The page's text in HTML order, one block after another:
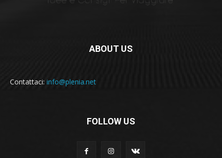
ABOUT US
Contattaci: info@plenia.net
FOLLOW US